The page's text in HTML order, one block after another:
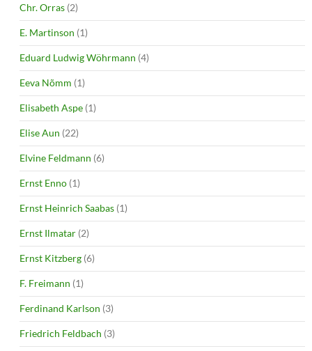
Chr. Orras (2)
E. Martinson (1)
Eduard Ludwig Wöhrmann (4)
Eeva Nõmm (1)
Elisabeth Aspe (1)
Elise Aun (22)
Elvine Feldmann (6)
Ernst Enno (1)
Ernst Heinrich Saabas (1)
Ernst Ilmatar (2)
Ernst Kitzberg (6)
F. Freimann (1)
Ferdinand Karlson (3)
Friedrich Feldbach (3)